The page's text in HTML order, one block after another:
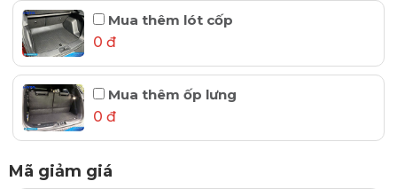
Mua thêm lót cốp
0 đ
Mua thêm ốp lưng
0 đ
Mã giảm giá